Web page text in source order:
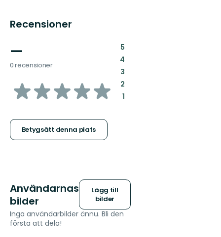
Recensioner
—
0 recensioner
av
stjärnor
Betygsätt denna plats
5:
4:
3:
2:
1:
Användarnas
bilder
Lägg till
bilder
Inga användarbilder ännu. Bli den
första att dela!